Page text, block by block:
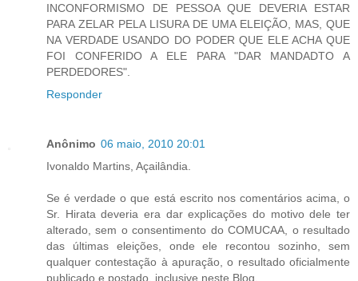
INCONFORMISMO DE PESSOA QUE DEVERIA ESTAR
PARA ZELAR PELA LISURA DE UMA ELEIÇÃO, MAS, QUE
NA VERDADE USANDO DO PODER QUE ELE ACHA QUE
FOI CONFERIDO A ELE PARA "DAR MANDADTO A
PERDEDORES".
Responder
Anônimo 06 maio, 2010 20:01
Ivonaldo Martins, Açailândia.
Se é verdade o que está escrito nos comentários acima, o
Sr. Hirata deveria era dar explicações do motivo dele ter
alterado, sem o consentimento do COMUCAA, o resultado
das últimas eleições, onde ele recontou sozinho, sem
qualquer contestação à apuração, o resultado oficialmente
publicado e postado, inclusive neste Blog.